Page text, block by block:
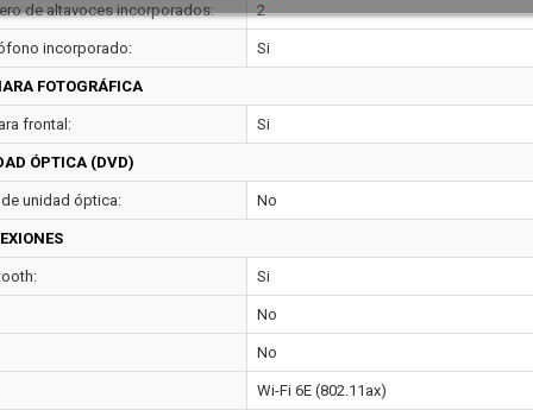
de altavoces incorporados: 2
incorporado: Si
FOTOGRÁFICA
frontal: Si
ÓPTICA (DVD)
unidad óptica: No
Si
No
No
Wi-Fi 6E (802.11ax)